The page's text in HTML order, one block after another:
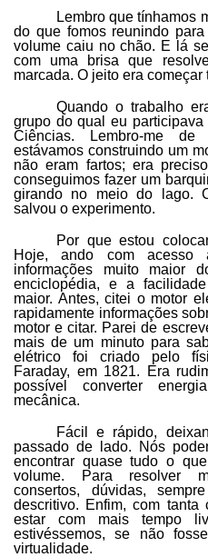
Lembro que tínhamos
do que fomos reunindo
volume caiu no chão. E lá
com uma brisa que
marcada. O jeito era começar
Quando o trabalho
grupo do qual eu
Ciências. Lembro-me
estávamos construindo um
não eram fartos; era
conseguimos fazer um
girando no meio do lago.
salvou o experimento.
Por que estou
Hoje, ando com acesso
informações muito maior
enciclopédia, e a
maior. Antes, citei o motor
rapidamente informações
motor e citar. Parei de
mais de um minuto para
elétrico foi criado pelo
Faraday, em 1821. Era
possível converter
mecânica.
Fácil e rápido,
passado de lado. Nós
encontrar quase tudo o
volume. Para resolver
consertos, dúvidas,
descritivo. Enfim, com tanta
estar com mais tempo
estivéssemos, se não
virtualidade.